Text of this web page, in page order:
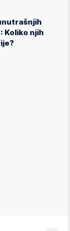
Koliko njih